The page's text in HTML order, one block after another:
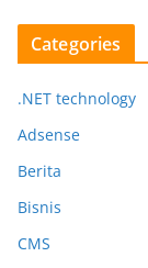
Categories
.NET technology
Adsense
Berita
Bisnis
CMS